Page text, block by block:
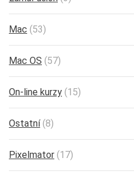
Mac (53)
Mac OS (57)
On-line kurzy (15)
Ostatní(8)
Pixelmator (17)